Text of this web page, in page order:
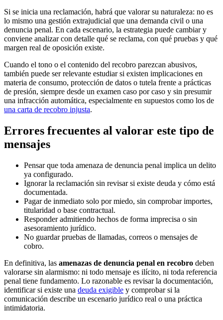
Si se inicia una reclamación, habrá que valorar su naturaleza: no es
lo mismo una gestión extrajudicial que una demanda civil o una
denuncia penal. En cada escenario, la estrategia puede cambiar y
conviene analizar con detalle qué se reclama, con qué pruebas y qué
margen real de oposición existe.
Cuando el tono o el contenido del recobro parezcan abusivos,
también puede ser relevante estudiar si existen implicaciones en
materia de consumo, protección de datos o tutela frente a prácticas
de presión, siempre desde un examen caso por caso y sin presumir
una infracción automática, especialmente en supuestos como los de
una carta de recobro injusta.
Errores frecuentes al valorar este tipo de
mensajes
Pensar que toda amenaza de denuncia penal implica un delito
ya configurado.
Ignorar la reclamación sin revisar si existe deuda y cómo está
documentada.
Pagar de inmediato solo por miedo, sin comprobar importes,
titularidad o base contractual.
Responder admitiendo hechos de forma imprecisa o sin
asesoramiento jurídico.
No guardar pruebas de llamadas, correos o mensajes de
cobro.
En definitiva, las amenazas de denuncia penal en recobro deben
valorarse sin alarmismo: ni todo mensaje es ilícito, ni toda referencia
penal tiene fundamento. Lo razonable es revisar la documentación,
identificar si existe una deuda exigible y comprobar si la
comunicación describe un escenario jurídico real o una práctica
intimidatoria.